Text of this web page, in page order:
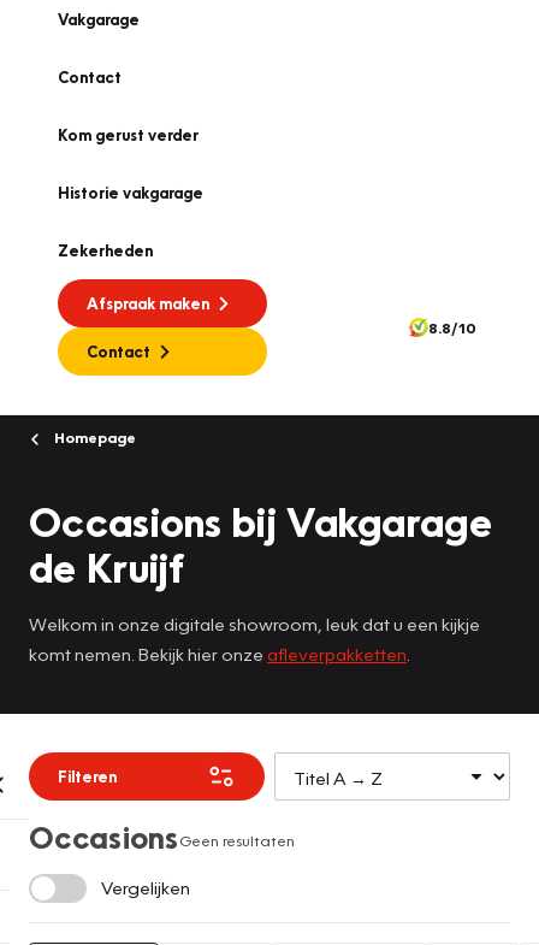
Vakgarage
Contact
Kom gerust verder
Historie vakgarage
Zekerheden
Afspraak maken
Contact
8.8/10
Homepage
Occasions bij Vakgarage
de Kruijf
Welkom in onze digitale showroom, leuk dat u een kijkje
komt nemen. Bekijk hier onze afleverpakketten
Filteren
OccasionsGeen resultaten
Vergelijken